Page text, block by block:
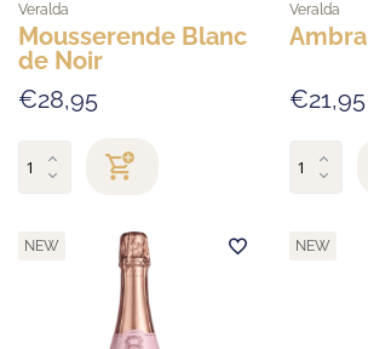
Veralda
Mousserende Blanc
de Noir
€28,95
Veralda
Ambra
€21,95
NEW NEW